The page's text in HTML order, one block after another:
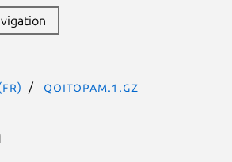
qoitopam.1.gz